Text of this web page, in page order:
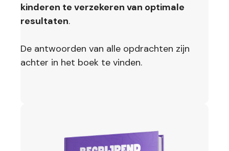
kinderen te verzekeren van optimale
resultaten.
De antwoorden van alle opdrachten zijn
achter in het boek te vinden.